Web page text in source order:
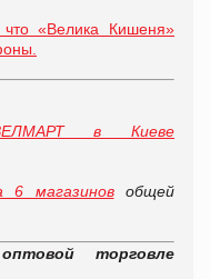
«Велика Кишеня»
в Киеве
6 магазиновобщей
торговле